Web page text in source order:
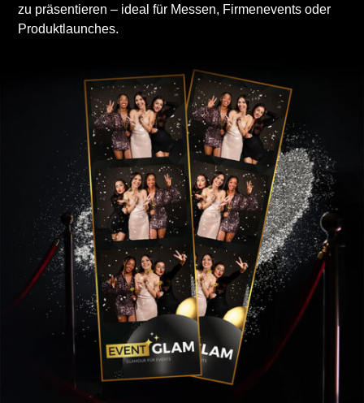
zu präsentieren – ideal für Messen, Firmenevents oder
Produktlaunches.